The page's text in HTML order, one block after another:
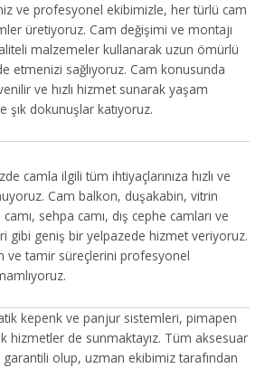
ve profesyonel ekibimizle, her türlü cam
üretiyoruz. Cam değişimi ve montajı
malzemeler kullanarak uzun ömürlü
etmenizi sağlıyoruz. Cam konusunda
ve hızlı hizmet sunarak yaşam
şık dokunuşlar katıyoruz.
camla ilgili tüm ihtiyaçlarınıza hızlı ve
Cam balkon, duşakabin, vitrin
sehpa camı, dış cephe camları ve
gibi geniş bir yelpazede hizmet veriyoruz.
ve tamir süreçlerini profesyonel
kepenk ve panjur sistemleri, pimapen
hizmetler de sunmaktayız. Tüm aksesuar
garantili olup, uzman ekibimiz tarafından